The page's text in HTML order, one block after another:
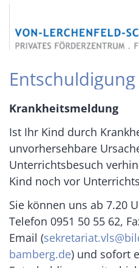
Zum Inhalt springen
Entschuldigung
Krankheitsmeldung
Ist Ihr Kind durch
unvorhersehbare
Unterrichtsbesuch
Kind noch vor
Sie können uns ab 7.20
Telefon 0951 50 55 62,
Email (
bamberg.de) und sofort